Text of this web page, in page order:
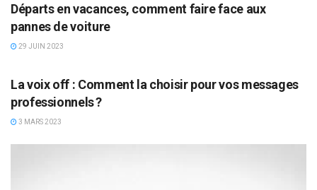
Départs en vacances, comment faire face aux
pannes de voiture
29 JUIN 2023
La voix off : Comment la choisir pour vos messages
professionnels ?
3 MARS 2023